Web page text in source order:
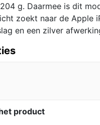
g. Daarmee is dit
zoekt naar de Apple
en een zilver
product